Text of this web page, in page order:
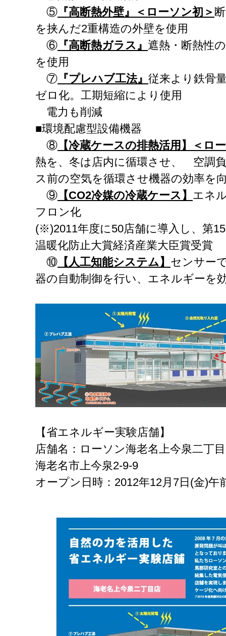
⑤ 『高断熱外壁』＜ローソン初＞
を挟んだ2重構造の外壁を使用
⑥ 『高断熱ガラス』 遮熱・断熱性
を使用
⑦ 『プレハブ工法』 従来より鉄骨
ゼロ化。工期短縮により使用
電力も削減
■環境配慮型設備機器
⑧ 【冷蔵ケースの排熱活用】＜ロ
熱を、冬は店内に循環させ、 空調
ス前の空気を循環させ機器の効率を
⑨ 【CO2冷媒の冷蔵ケース】 エネ
フロン化
(※)2011年度に50店舗に導入し、第
温暖化防止大賞経済産業大臣賞受賞
⑩ 【人工知能システム】 センサー
器の自動制御を行い、エネルギーを
【省エネルギー実験店舗】
店舗名：ローソン海老名上今泉二丁
海老名市上今泉2-9-9
オープン日時：2012年12月7日(金)午